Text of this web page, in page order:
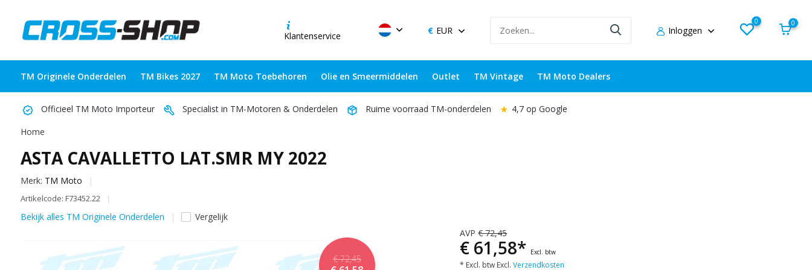
Klantenservice EUR Inloggen
0 0
TM Originele Onderdelen TM Bikes 2027 TM Moto Toebehoren Olie en Smeermiddelen Outlet TM Vintage TM Moto Dealers
Officieel TM Moto Importeur Specialist in TM-Motoren & Onderdelen Ruime voorraad TM-onderdelen ★ 4,7 op Google
Home
ASTA CAVALLETTO LAT.SMR MY 2022
Merk: TM Moto
Artikelcode: F73452.22
Bekijk alles TM Originele Onderdelen Vergelijk
€ 72,45
AVP€ 72,45
€ 61,58* Excl. btw
* Excl. btw Excl.Verzendkosten